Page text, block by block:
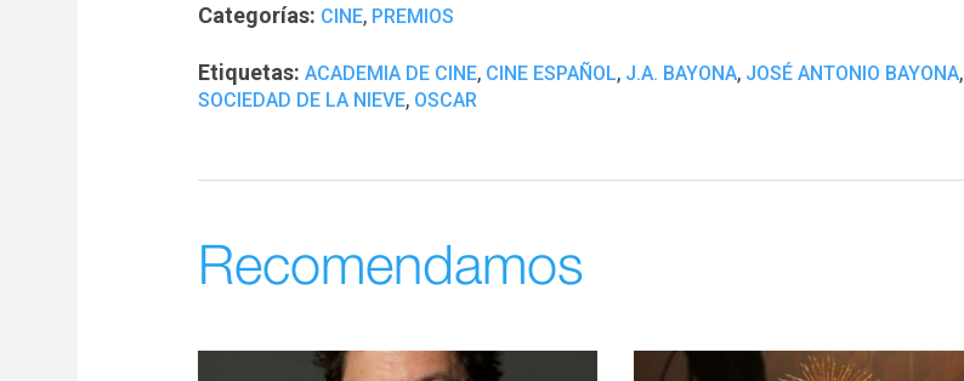
Categorías: CINE, PREMIOS
Etiquetas: ACADEMIA DE CINE, CINE ESPAÑOL, J.A. BAYONA, JOSÉ ANTONIO BAYONA,
SOCIEDAD DE LA NIEVE, OSCAR
Recomendamos